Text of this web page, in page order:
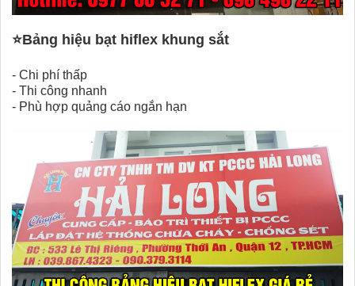
⭐Bảng hiệu bạt hiflex khung sắt
- Chi phí thấp
- Thi công nhanh
- Phù hợp quảng cáo ngắn hạn